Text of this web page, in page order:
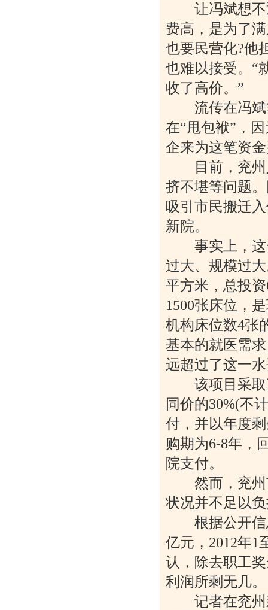
让冯斌想不
费高，是为了
也要民营化?他
也难以接受。“
收了高价。”
流传在冯斌
在“甩包袱”，
企来为这笔资
目前，兖州
挤不堪等问题
吸引市民搬迁
新院。
事实上，这
过大、规模过
平方米，总投
1500张床位，
机构床位数4张
基本的就医需
远超过了这一
该项目采取
同价的30%(不
付，并以年度
购期为6-8年，
院支付。
然而，兖州
状况并不足以
根据公开信
亿元，2012年1
认，除去职工
利润所剩无几。
记者在兖州